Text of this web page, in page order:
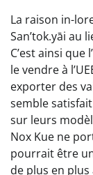
La raison in-
San’tok.yāi au
C’est ainsi que
le vendre à
exporter des
semble satisfait
sur leurs
Nox Kue ne
pourrait être
de plus en plus